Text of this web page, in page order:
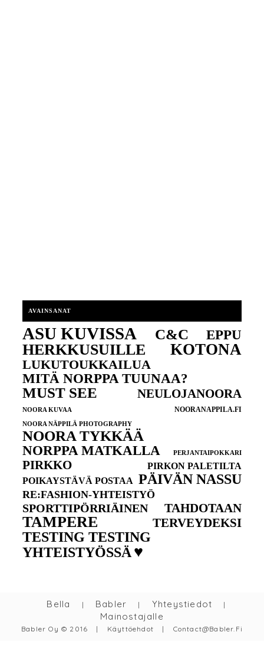
AVAINSANAT
ASU KUVISSA C&C EPPU
HERKKUSUILLE KOTONA
LUKUTOUKKAILUA
MITÄ NORPPA TUUNAA?
MUST SEE NEULOJANOORA
NOORA KUVAA NOORANAPPILA.FI
NOORA NÄPPILÄ PHOTOGRAPHY
NOORA TYKKÄÄ
NORPPA MATKALLA PERJANTAIPOKKARI
PIRKKO
PIRKON PALETILTA
POIKAYSTÄVÄ POSTAA PÄIVÄN NASSU
RE:FASHION-YHTEISTYÖ
SPORTTIPÖRRIÄINEN TAHDOTAAN
TAMPERE TERVEYDEKSI
TESTING TESTING
YHTEISTYÖSSÄ ♥
Bella | Babler | Yhteystiedot |
Mainostajalle
Babler Oy © 2016 | Käyttöehdot | Contact@babler.fi